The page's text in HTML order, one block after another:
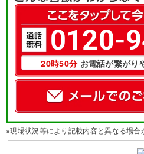
0120-
20時50分お電話が繋がり
※現場状況等により記載内容と異なる場合